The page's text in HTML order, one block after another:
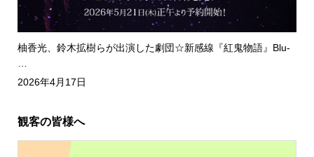
柚香光、鈴木拡樹らが出演した劇団☆新感線『紅鬼物語』Blu-
2026年4月17日
観客の皆様へ